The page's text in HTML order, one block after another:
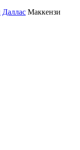
Даллас Маккензи